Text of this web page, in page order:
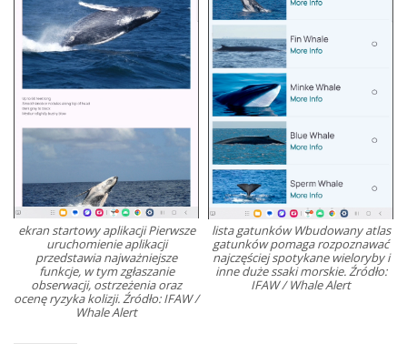
ekran startowy aplikacji Pierwsze
uruchomienie aplikacji
przedstawia najważniejsze
funkcje, w tym zgłaszanie
obserwacji, ostrzeżenia oraz
ocenę ryzyka kolizji. Źródło: IFAW /
Whale Alert
lista gatunków Wbudowany atlas
gatunków pomaga rozpoznawać
najczęściej spotykane wieloryby i
inne duże ssaki morskie. Źródło:
IFAW / Whale Alert